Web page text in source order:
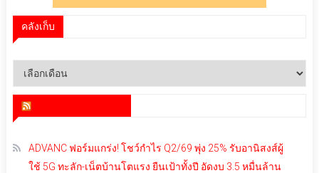
คลังเก็บ
คลัง
ADVANC ฟอร์มแกร่ง! โชว์กำไร Q2/69 พุ่ง 25% รับอานิสงส์ผู้
ใช้ 5G ทะลัก-เน็ตบ้านโตแรง ยืนเป้าทั้งปี อัดงบ 3.5 หมื่นล้าน